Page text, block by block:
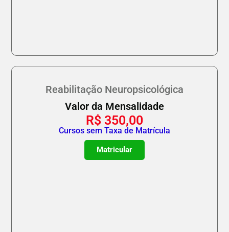
Reabilitação Neuropsicológica
Valor da Mensalidade
R$ 350,00
Cursos sem Taxa de Matrícula
Matricular